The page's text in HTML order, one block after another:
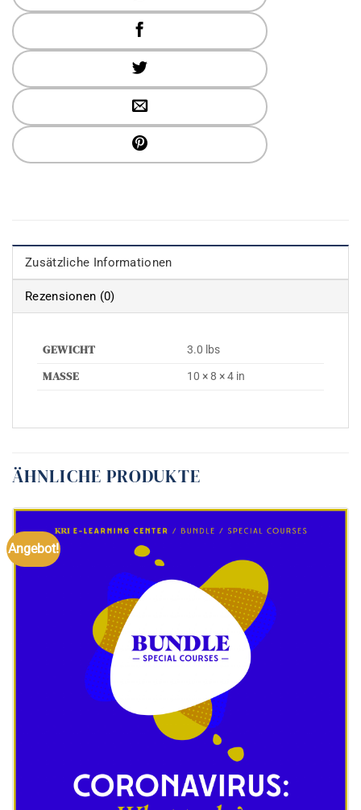
Zusätzliche Informationen
Rezensionen (0)
GEWICHT 3.0 lbs
MASSE 10 × 8 × 4 in
ÄHNLICHE PRODUKTE
Angebot!